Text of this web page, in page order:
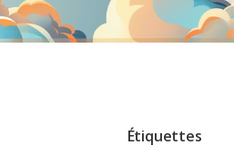
Étiquettes